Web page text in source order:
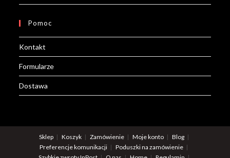
Pomoc
Kontakt
Formularze
Dostawa
Sklep Koszyk Zamówienie Moje konto
Blog
Preferencje komunikacji
Poduszki na zamówienie